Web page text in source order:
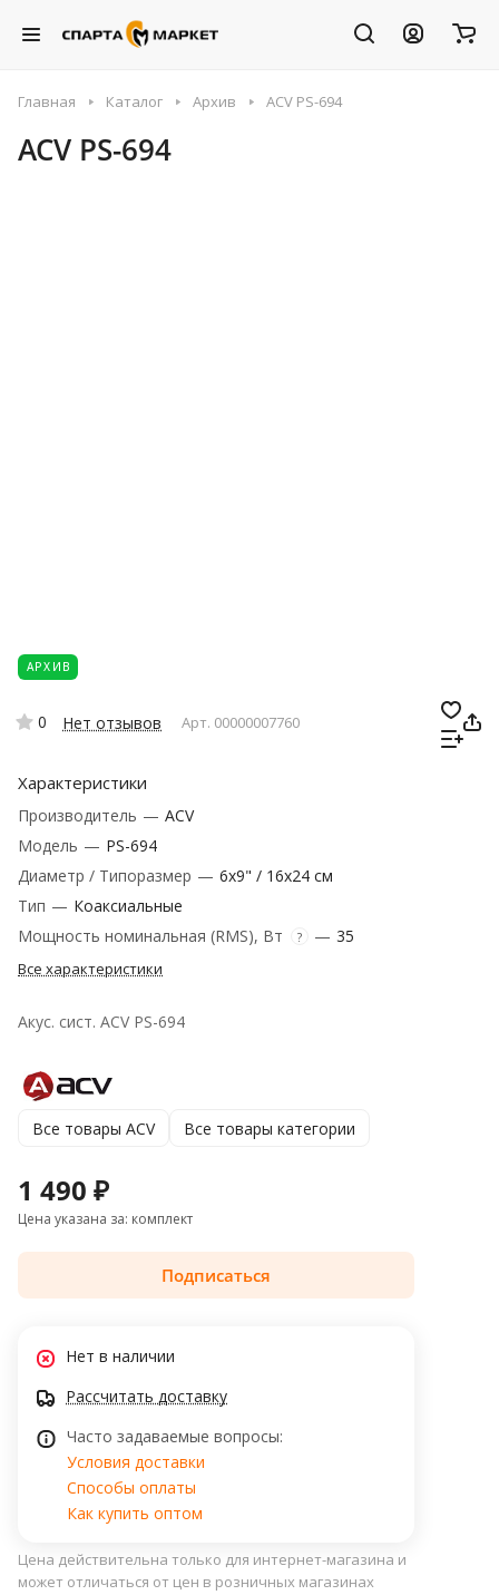
Главная Каталог Архив ACV PS-694
ACV PS-694
АРХИВ
0 Нет отзывов Арт. 00000007760
Характеристики
Производитель — ACV
Модель — PS-694
Диаметр / Типоразмер — 6x9" / 16x24 см
Тип — Коаксиальные
Мощность номинальная (RMS), Вт
? — 35
Все характеристики
Акус. сист. ACV PS-694
Все товары ACV Все товары категории
1 490 ₽
Цена указана за: комплект
Подписаться
Нет в наличии
Рассчитать доставку
Часто задаваемые вопросы:
Условия доставки
Способы оплаты
Как купить оптом
Цена действительна только для интернет-магазина и
может отличаться от цен в розничных магазинах